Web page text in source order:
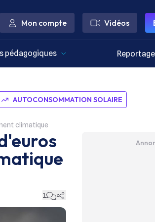
Mon compte Vidéos
pédagogiques
AUTOCONSOMMATION SOLAIRE
climatique
1